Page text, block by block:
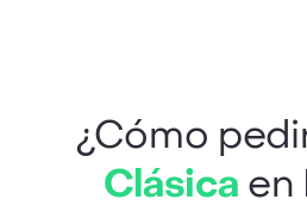
¿Cómo
Clásica en